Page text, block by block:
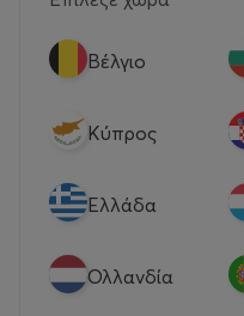
Βέλγιο
Κύπρος
Eλλάδα
Ολλανδία